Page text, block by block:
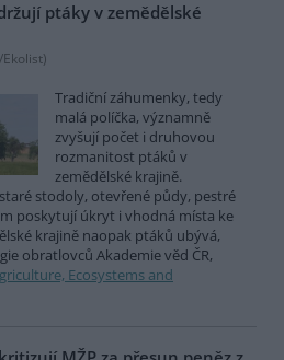
ptáky v zemědělské
Ekolist)
Tradiční záhumenky, tedy
malá políčka, významně
zvyšují počet i druhovou
rozmanitost ptáků v
zemědělské krajině.
stodoly, otevřené půdy, pestré
poskytují úkryt i vhodná místa ke
krajině naopak ptáků ubývá,
obratlovců Akademie věd ČR,
Ecosystems and